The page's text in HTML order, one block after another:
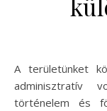
A területünket körülvevő megyei határok nem csupán
adminisztratív
történelem és